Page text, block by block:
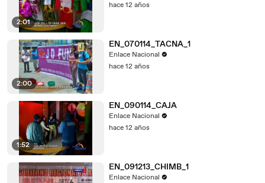
2:01
hace 12 años
2:00
EN_070114_TACNA_1
Enlace Nacional
hace 12 años
1:52
EN_090114_CAJA
Enlace Nacional
hace 12 años
EN_091213_CHIMB_1
Enlace Nacional